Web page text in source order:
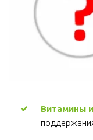
Витамины